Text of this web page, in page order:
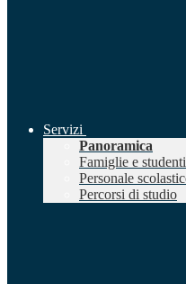
Servizi
Panoramica
Famiglie e studenti
Personale
Percorsi di studio